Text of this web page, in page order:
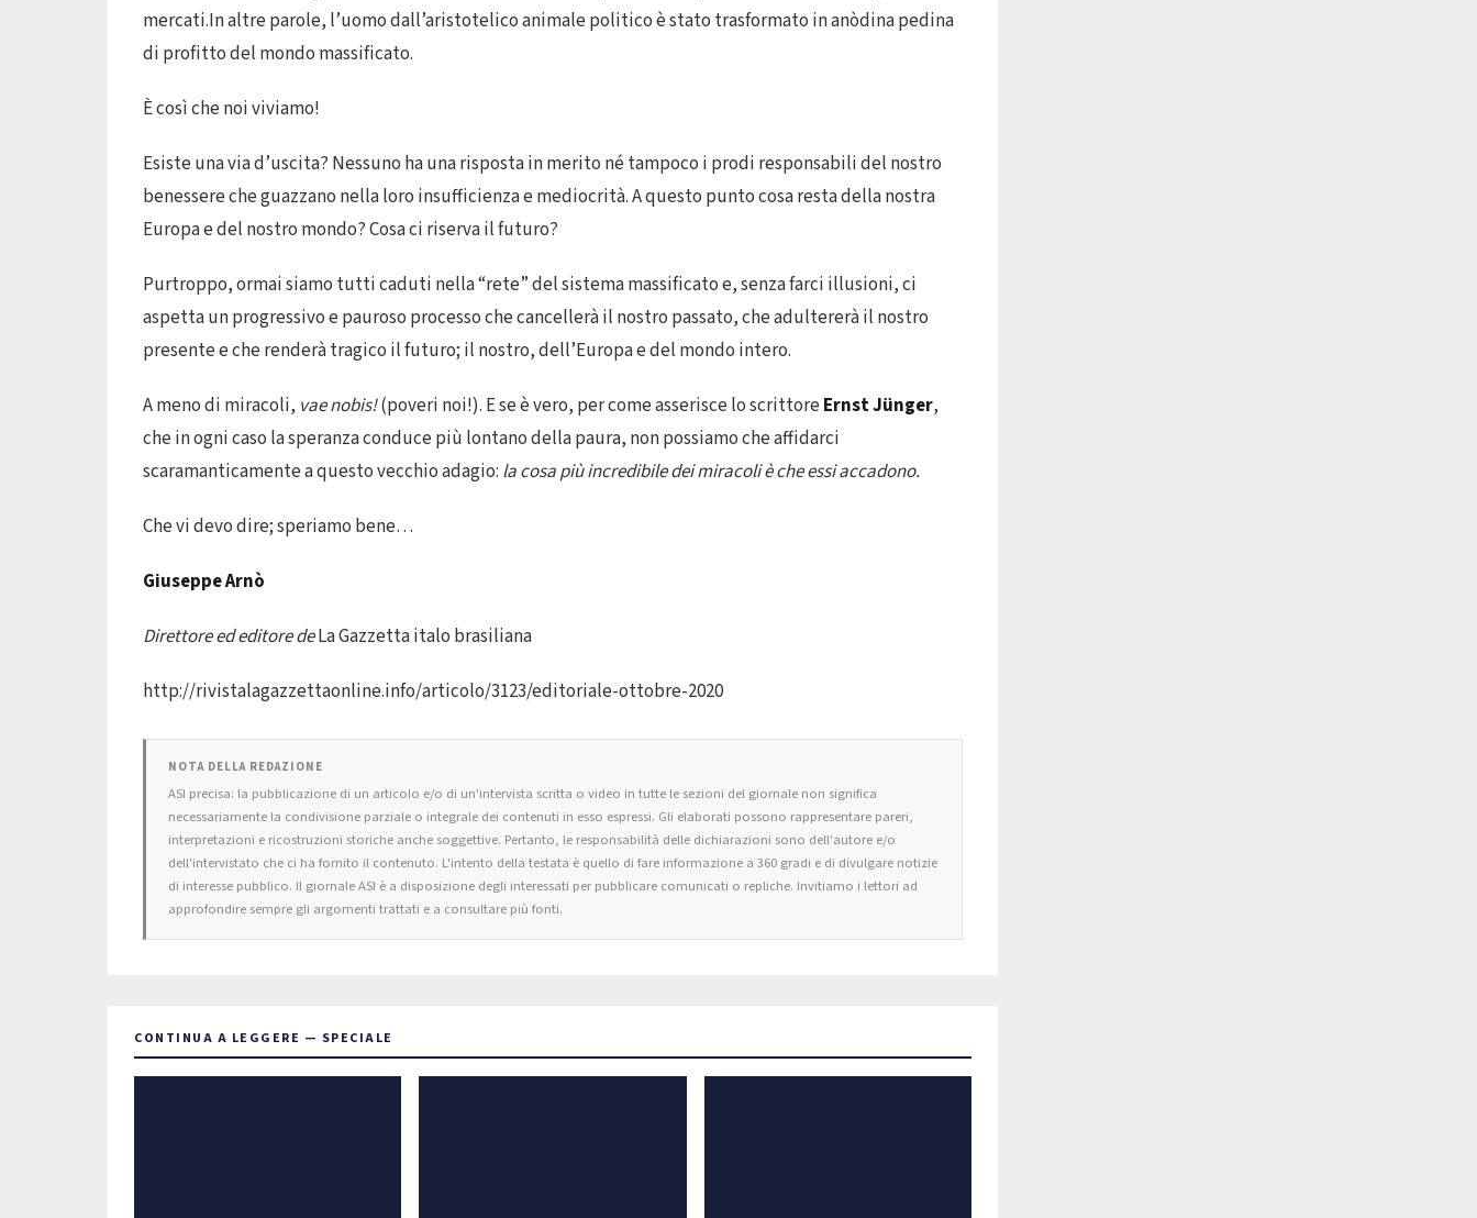
mercati.In altre parole, l’uomo dall’aristotelico animale politico è stato trasformato in anòdina pedina
di profitto del mondo massificato.
È così che noi viviamo!
Esiste una via d’uscita? Nessuno ha una risposta in merito né tampoco i prodi responsabili del nostro
benessere che guazzano nella loro insufficienza e mediocrità. A questo punto cosa resta della nostra
Europa e del nostro mondo? Cosa ci riserva il futuro?
Purtroppo, ormai siamo tutti caduti nella “rete” del sistema massificato e, senza farci illusioni, ci
aspetta un progressivo e pauroso processo che cancellerà il nostro passato, che adultererà il nostro
presente e che renderà tragico il futuro; il nostro, dell’Europa e del mondo intero.
A meno di miracoli, vae nobis!(poveri noi!). E se è vero, per come asserisce lo scrittoreErnst Jünger,
che in ogni caso la speranza conduce più lontano della paura, non possiamo che affidarci
scaramanticamente a questo vecchio adagio: la cosa più incredibile dei miracoli è che essi accadono.
Che vi devo dire; speriamo bene…
Giuseppe Arnò
Direttore ed editore deLa Gazzetta italo brasiliana
http://rivistalagazzettaonline.info/articolo/3123/editoriale-ottobre-2020
NOTA DELLA REDAZIONE
ASI precisa: la pubblicazione di un articolo e/o di un'intervista scritta o video in tutte le sezioni del giornale non significa
necessariamente la condivisione parziale o integrale dei contenuti in esso espressi. Gli elaborati possono rappresentare pareri,
interpretazioni e ricostruzioni storiche anche soggettive. Pertanto, le responsabilità delle dichiarazioni sono dell'autore e/o
dell'intervistato che ci ha fornito il contenuto. L'intento della testata è quello di fare informazione a 360 gradi e di divulgare notizie
di interesse pubblico. Il giornale ASI è a disposizione degli interessati per pubblicare comunicati o repliche. Invitiamo i lettori ad
approfondire sempre gli argomenti trattati e a consultare più fonti.
CONTINUA A LEGGERE — SPECIALE